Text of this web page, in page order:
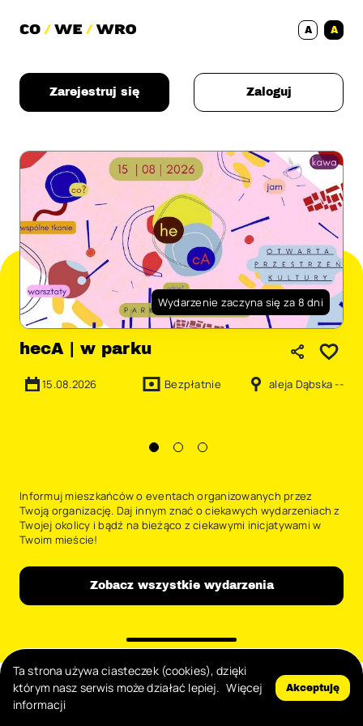
A A
Zarejestruj się Zaloguj
Wydarzenie zaczyna się za 8 dni
hecA | w parku
15.08.2026 Bezpłatnie aleja Dąbska --
Informuj mieszkańców o eventach organizowanych przez
Twoją organizację. Daj innym znać o ciekawych wydarzeniach z
Twojej okolicy i bądź na bieżąco z ciekawymi inicjatywami w
Twoim mieście!
Zobacz wszystkie wydarzenia
Ta strona używa ciasteczek (cookies), dzięki
którym nasz serwis może działać lepiej. Więcej
informacji
Akceptuję